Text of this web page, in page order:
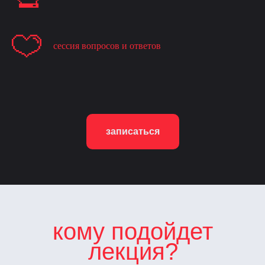
сессия вопросов и ответов
записаться
кому подойдет
лекция?